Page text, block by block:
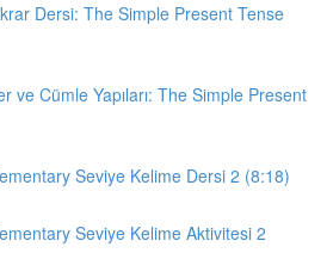
Dersi: The Simple Present Tense
ve Cümle Yapıları: The Simple Present
Seviye Kelime Dersi 2 (8:18)
Seviye Kelime Aktivitesi 2